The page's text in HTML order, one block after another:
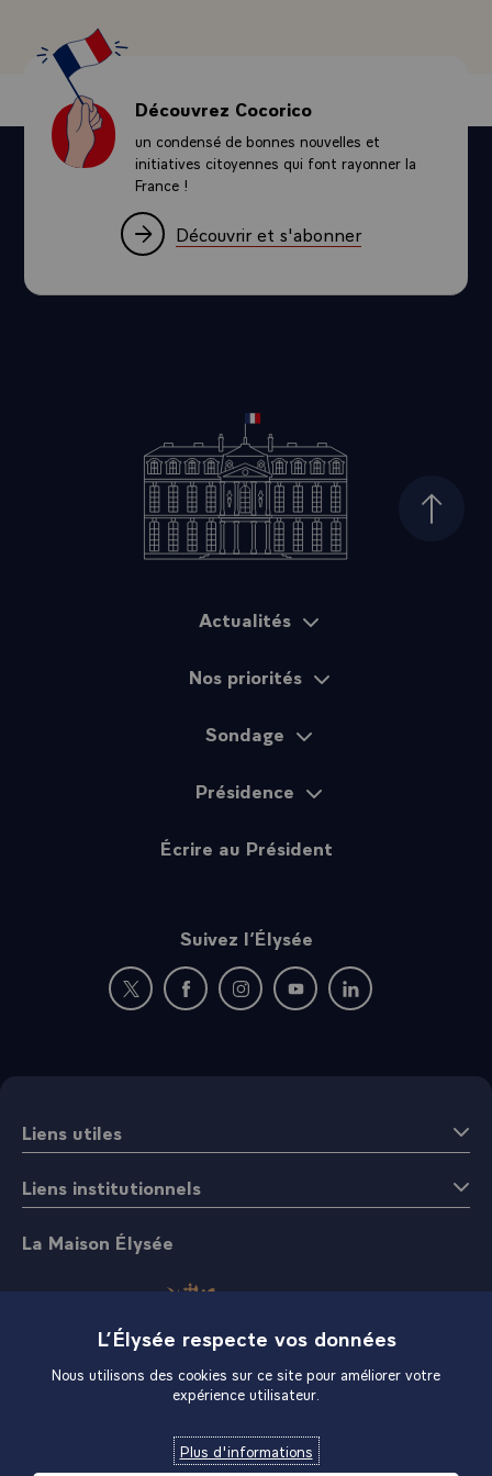
Découvrez Cocorico
un condensé de bonnes nouvelles et
initiatives citoyennes qui font rayonner la
France !
Découvrir et s'abonner
Haut
Actualités
Nos priorités
Sondage
Présidence
Écrire au Président
Suivez l’Élysée
Nouvelle fenêtre : rejoignez-nous sur Twitter
Nouvelle fenêtre : rejoignez-nous sur
Nouvelle fenêtre : rejoignez-nous
Nouvelle fenêtre :
Nouvelle fenêtre :
Liens utiles
Liens institutionnels
La Maison Élysée
L’Élysée respecte vos données
Nous utilisons des cookies sur ce site pour améliorer votre
expérience utilisateur.
Plus d'informations